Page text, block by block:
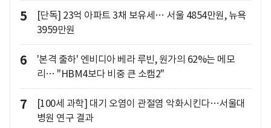
5
[단독] 23억 아파트 3채 보유세… 서울 4854만원, 뉴욕
3959만원
6
'본격 출하' 엔비디아 베라 루빈, 원가의 62%는 메모
리… "HBM4보다 비중 큰 소캠2"
7
[100세 과학] 대기 오염이 관절염 악화시킨다…서울대
병원 연구 결과